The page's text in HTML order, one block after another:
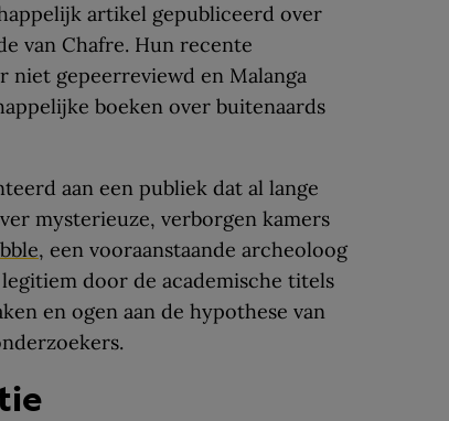
artikel gepubliceerd over
van Chafre. Hun recente
niet gepeerreviewd en Malanga
boeken over buitenaards
aan een publiek dat al lange
mysterieuze, verborgen kamers
, een vooraanstaande archeoloog
door de academische titels
en ogen aan de hypothese van